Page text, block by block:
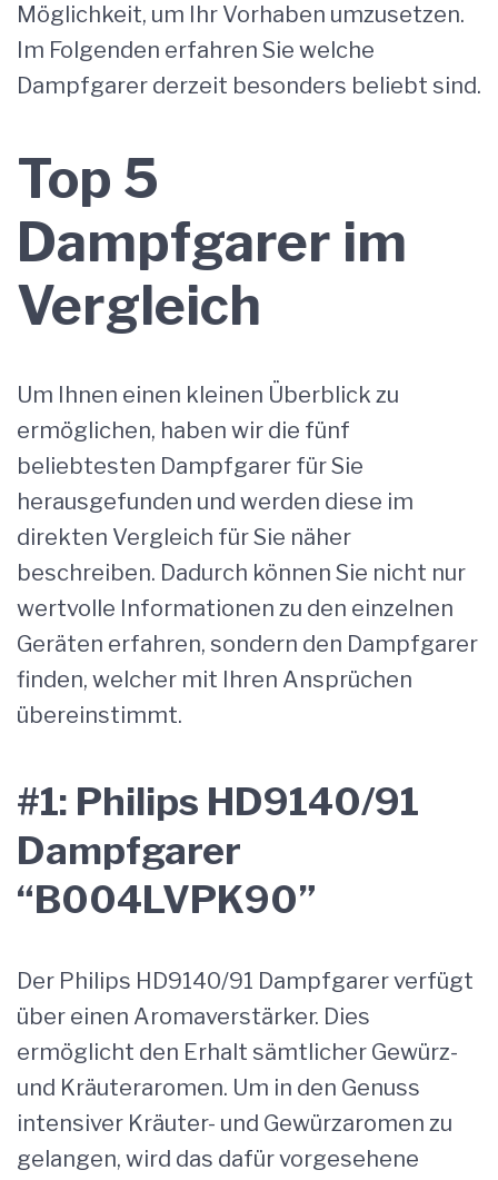
Möglichkeit, um Ihr Vorhaben umzusetzen.
Im Folgenden erfahren Sie welche
Dampfgarer derzeit besonders beliebt sind.
Top 5
Dampfgarer im
Vergleich
Um Ihnen einen kleinen Überblick zu
ermöglichen, haben wir die fünf
beliebtesten Dampfgarer für Sie
herausgefunden und werden diese im
direkten Vergleich für Sie näher
beschreiben. Dadurch können Sie nicht nur
wertvolle Informationen zu den einzelnen
Geräten erfahren, sondern den Dampfgarer
finden, welcher mit Ihren Ansprüchen
übereinstimmt.
#1: Philips HD9140/91
Dampfgarer
“B004LVPK90”
Der Philips HD9140/91 Dampfgarer verfügt
über einen Aromaverstärker. Dies
ermöglicht den Erhalt sämtlicher Gewürz-
und Kräuteraromen. Um in den Genuss
intensiver Kräuter- und Gewürzaromen zu
gelangen, wird das dafür vorgesehene